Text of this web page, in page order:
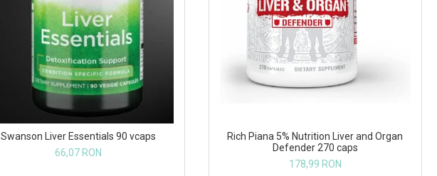
Swanson Liver Essentials 90 vcaps
66,07 RON
Rich Piana 5% Nutrition Liver and Organ
Defender 270 caps
178,99 RON